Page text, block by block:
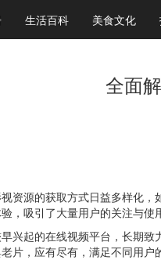
生活百科 美食文化
全面
资源的获取方式日益多样化
，吸引了大量用户的关注与
兴起的在线视频平台，长期
片，应有尽有，满足不同用户